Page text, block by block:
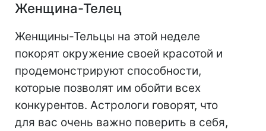
Женщина-Телец
Женщины-Тельцы на этой неделе
покорят окружение своей красотой и
продемонстрируют способности,
которые позволят им обойти всех
конкурентов. Астрологи говорят, что
для вас очень важно поверить в себя,